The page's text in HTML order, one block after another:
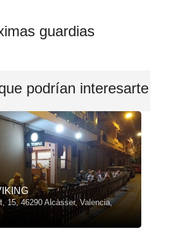
guardias
podrían interesarte
15, 46290 Alcàsser, Valencia,